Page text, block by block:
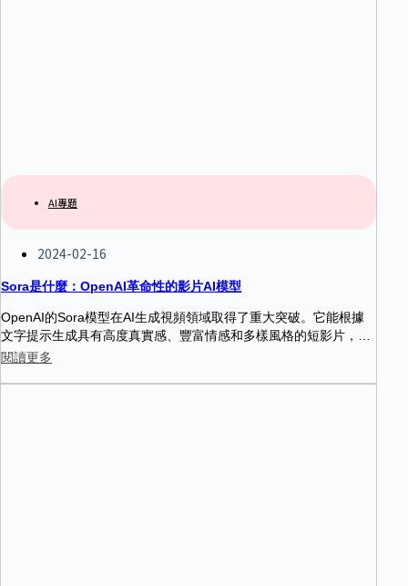
AI專題
2024-02-16
Sora是什麼：OpenAI革命性的影片AI模型
OpenAI的Sora模型在AI生成視頻領域取得了重大突破。它能根據
文字提示生成具有高度真實感、豐富情感和多樣風格的短影片，並
在物理模擬和因果關係理解方面表現出出色的能力。Sora的出現為
閱讀更多